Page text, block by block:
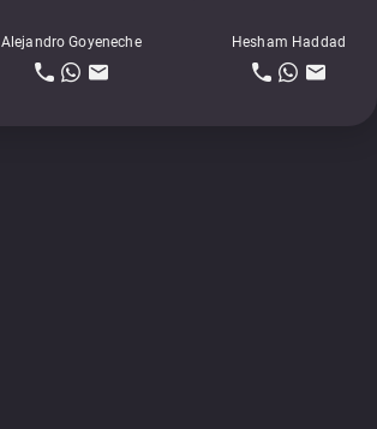
Alejandro Goyeneche Hesham Haddad